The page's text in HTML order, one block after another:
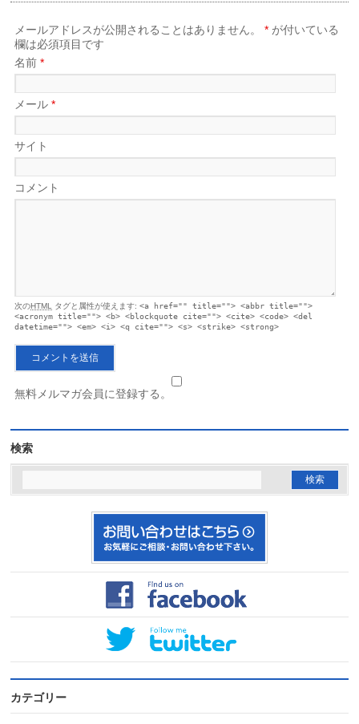
メールアドレスが公開されることはありません。 * が付いている
欄は必須項目です
名前*
メール*
サイト
コメント
次のHTML タグと属性が使えます:<a href="" title=""> <abbr title="">
<acronym title=""> <b> <blockquote cite=""> <cite> <code> <del
datetime=""> <em> <i> <q cite=""> <s> <strike> <strong>
無料メルマガ会員に登録する。
検索
カテゴリー